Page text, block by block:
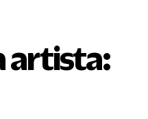
artista: